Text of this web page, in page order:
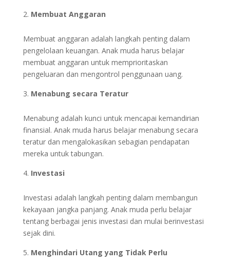
Membuat Anggaran
Membuat anggaran adalah langkah penting dalam
pengelolaan keuangan. Anak muda harus belajar
membuat anggaran untuk memprioritaskan
pengeluaran dan mengontrol penggunaan uang.
Menabung secara Teratur
Menabung adalah kunci untuk mencapai kemandirian
finansial. Anak muda harus belajar menabung secara
teratur dan mengalokasikan sebagian pendapatan
mereka untuk tabungan.
Investasi
Investasi adalah langkah penting dalam membangun
kekayaan jangka panjang. Anak muda perlu belajar
tentang berbagai jenis investasi dan mulai berinvestasi
sejak dini.
Menghindari Utang yang Tidak Perlu